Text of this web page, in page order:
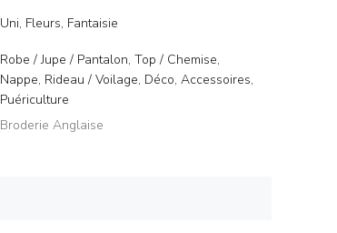
Uni, Fleurs, Fantaisie
Robe / Jupe / Pantalon, Top / Chemise,
Nappe, Rideau / Voilage, Déco, Accessoires,
Puériculture
Broderie Anglaise